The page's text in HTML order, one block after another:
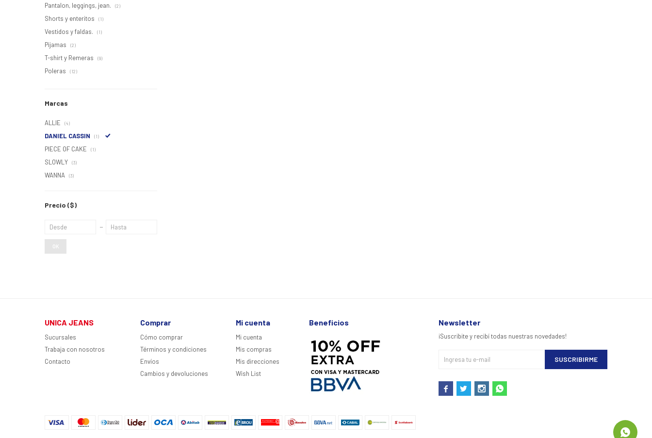
Pantalon, leggings, jean. (2)
Shorts y enteritos (1)
Vestidos y faldas. (1)
Pijamas (2)
T-shirt y Remeras (9)
Poleras (12)
Marcas
ALLIE (4)
DANIEL CASSIN (1)
PIECE OF CAKE (1)
SLOWLY (3)
WANNA (3)
Precio ($)
OK
UNICA JEANS
Sucursales
Trabaja con nosotros
Contacto
Comprar
Cómo comprar
Términos y condiciones
Envíos
Cambios y devoluciones
Mi cuenta
Mi cuenta
Mis compras
Mis direcciones
Wish List
Beneficios Newsletter
¡Suscribite y recibí todas nuestras novedades!
SUSCRIBIRME
   